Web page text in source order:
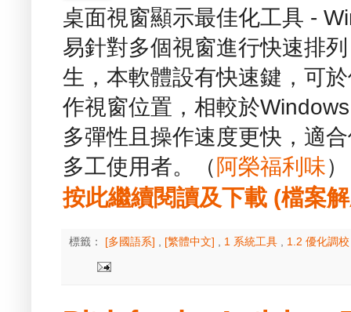
桌面視窗顯示最佳化工具 -
易針對多個視窗進行快速排
生，本軟體設有快速鍵，可
作視窗位置，相較於
多彈性且操作速度更快，適
多工使用者。（ 阿榮福利味）
按此繼續閱讀及下載 (檔案
標籤： [多國語系] [繁體中文] 1 系統工具 1.2 優化調